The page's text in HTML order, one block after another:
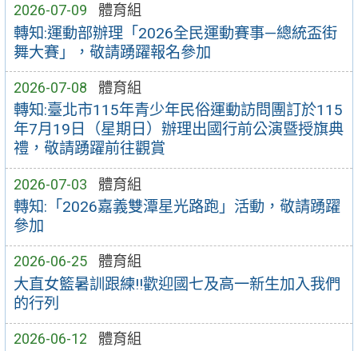
2026-07-09 體育組
轉知:運動部辦理「2026全民運動賽事—總統盃街
舞大賽」，敬請踴躍報名參加
2026-07-08 體育組
轉知:臺北市115年青少年民俗運動訪問團訂於115
年7月19日（星期日）辦理出國行前公演暨授旗典
禮，敬請踴躍前往觀賞
2026-07-03 體育組
轉知:「2026嘉義雙潭星光路跑」活動，敬請踴躍
參加
2026-06-25 體育組
大直女籃暑訓跟練!!歡迎國七及高一新生加入我們
的行列
2026-06-12 體育組